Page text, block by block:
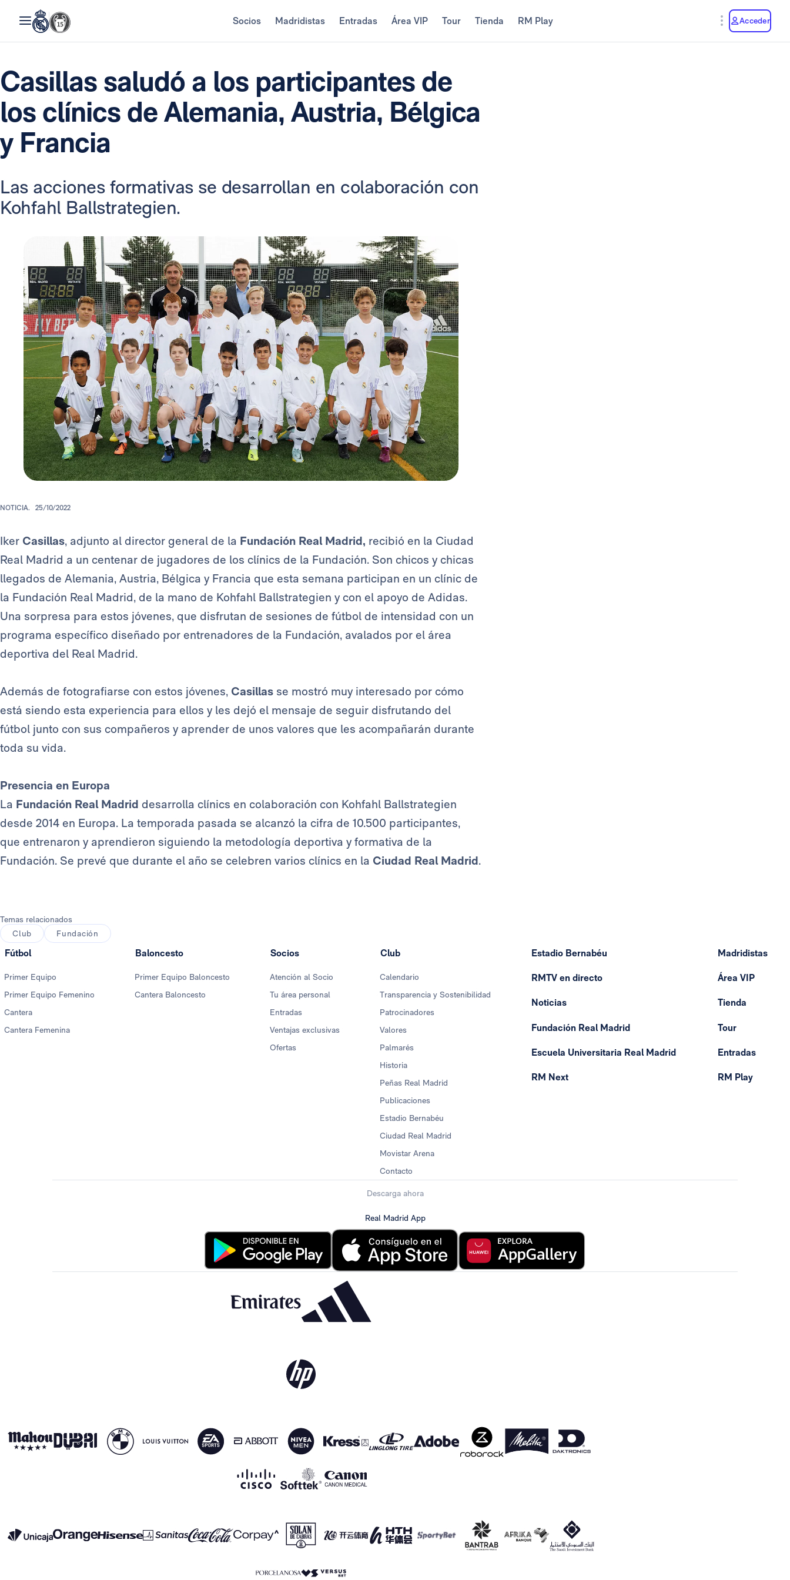
Socios Madridistas Entradas Área VIP Tour Tienda RM Play Acceder
Casillas saludó a los participantes de
los clínics de Alemania, Austria, Bélgica
y Francia
Las acciones formativas se desarrollan en colaboración con
Kohfahl Ballstrategien.
NOTICIA. 25/10/2022
Iker Casillas, adjunto al director general de la Fundación Real Madrid, recibió en la Ciudad
Real Madrid a un centenar de jugadores de los clínics de la Fundación. Son chicos y chicas
llegados de Alemania, Austria, Bélgica y Francia que esta semana participan en un clínic de
la Fundación Real Madrid, de la mano de Kohfahl Ballstrategien y con el apoyo de Adidas.
Una sorpresa para estos jóvenes, que disfrutan de sesiones de fútbol de intensidad con un
programa específico diseñado por entrenadores de la Fundación, avalados por el área
deportiva del Real Madrid.
Además de fotografiarse con estos jóvenes, Casillas se mostró muy interesado por cómo
está siendo esta experiencia para ellos y les dejó el mensaje de seguir disfrutando del
fútbol junto con sus compañeros y aprender de unos valores que les acompañarán durante
toda su vida.
Presencia en Europa
La Fundación Real Madrid desarrolla clínics en colaboración con Kohfahl Ballstrategien
desde 2014 en Europa. La temporada pasada se alcanzó la cifra de 10.500 participantes,
que entrenaron y aprendieron siguiendo la metodología deportiva y formativa de la
Fundación. Se prevé que durante el año se celebren varios clínics en la Ciudad Real Madrid.
Temas relacionados
Club
Fundación
Fútbol
Primer Equipo
Primer Equipo Femenino
Cantera
Cantera Femenina
Baloncesto
Primer Equipo Baloncesto
Cantera Baloncesto
Socios
Atención al Socio
Tu área personal
Entradas
Ventajas exclusivas
Ofertas
Club
Calendario
Transparencia y Sostenibilidad
Patrocinadores
Valores
Palmarés
Historia
Peñas Real Madrid
Publicaciones
Estadio Bernabéu
Ciudad Real Madrid
Movistar Arena
Contacto
Estadio Bernabéu
RMTV en directo
Noticias
Fundación Real Madrid
Escuela Universitaria Real Madrid
RM Next
Madridistas
Área VIP
Tienda
Tour
Entradas
RM Play
Descarga ahora
Real Madrid App